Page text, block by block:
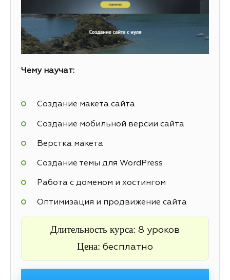
Чему научат:
Создание макета сайта
Создание мобильной версии сайта
Верстка макета
Создание темы для WordPress
Работа с доменом и хостингом
Оптимизация и продвижение сайта
Длительность курса: 8 уроков
Цена: бесплатно